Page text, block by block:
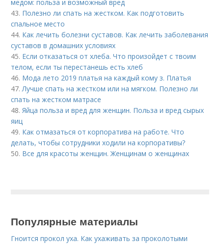
медом: польза и возможный вред
43. Полезно ли спать на жестком. Как подготовить
спальное место
44. Как лечить болезни суставов. Как лечить заболевания
суставов в домашних условиях
45. Если отказаться от хлеба. Что произойдет с твоим
телом, если ты перестанешь есть хлеб
46. Мода лето 2019 платья на каждый кому з. Платья
47.Лучше спать на жестком или на мягком. Полезно ли
спать на жестком матрасе
48.Яйца польза и вред для женщин. Польза и вред сырых
яиц
49. Как отмазаться от корпоратива на работе. Что
делать, чтобы сотрудники ходили на корпоративы?
50. Все для красоты женщин. Женщинам о женщинах
Популярные материалы
Гноится прокол уха. Как ухаживать за проколотыми